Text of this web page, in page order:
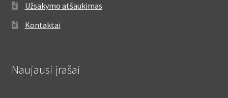
Užsakymo atšaukimas
Kontaktai
Naujausi įrašai